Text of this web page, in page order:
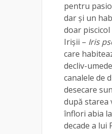
pentru
dar și un
doar
Irișii – Iris
care
decliv-
canalele de
desecare
după starea
înflori abia
decade a lui